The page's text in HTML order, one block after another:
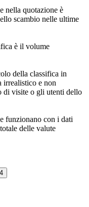
nella quotazione è
scambio nelle ultime
è il volume
della classifica in
irrealistico e non
di visite o gli utenti dello
funzionano con i dati
delle valute